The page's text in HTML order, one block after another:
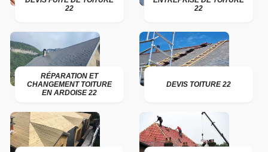
22
22
RÉPARATION ET
CHANGEMENT TOITURE
EN ARDOISE 22
DEVIS TOITURE 22